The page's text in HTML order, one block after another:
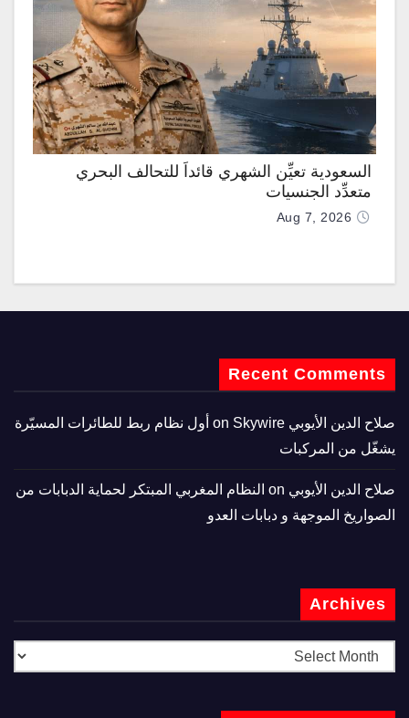
السعودية تعيِّن الشهري قائداً للتحالف البحري
متعدِّد الجنسيات
Aug 7, 2026
Recent Comments
صلاح الدين الأيوبي
Skywire أول نظام ربط للطائرات المسيّرة
يشغّل من المركبات
صلاح الدين الأيوبي
النظام المغربي المبتكر لحماية الدبابات من
الصواريخ الموجهة و دبابات العدو
Archives